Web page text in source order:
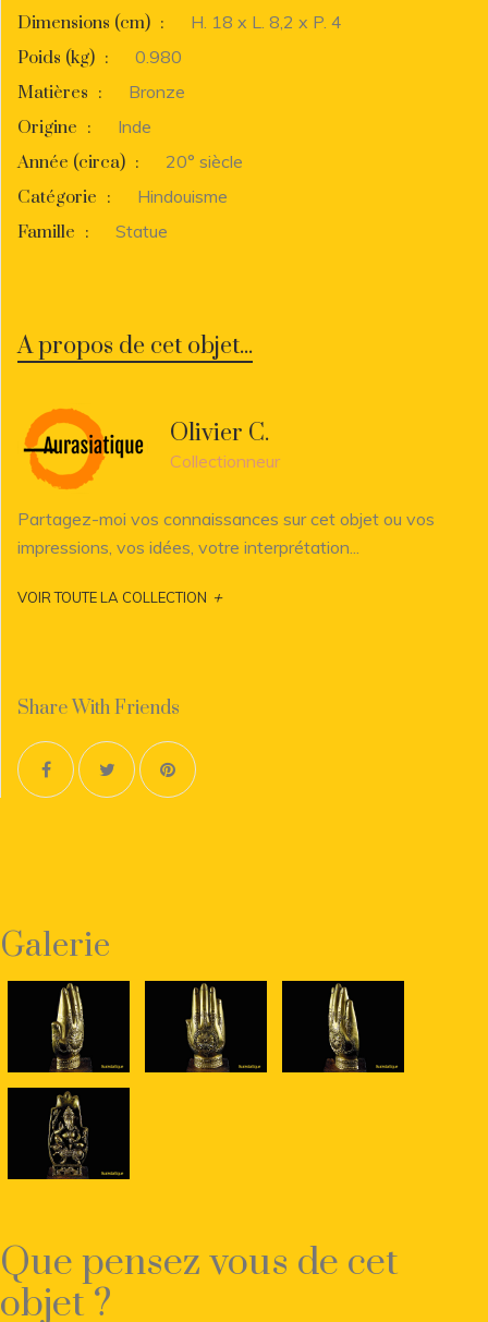
Dimensions (cm) :
H. 18 x L. 8,2 x P. 4
Poids (kg) :
0.980
Matières :
Bronze
Origine :
Inde
Année (circa) :
20° siècle
Catégorie :
Hindouisme
Famille : Statue
A propos de cet objet...
Olivier C.
Collectionneur
Partagez-moi vos connaissances sur cet objet ou vos
impressions, vos idées, votre interprétation...
VOIR TOUTE LA COLLECTION +
Share With Friends
Galerie
Que pensez vous de cet
objet ?